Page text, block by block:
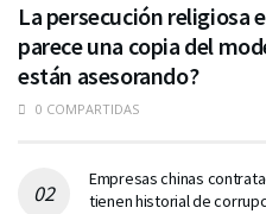
La persecución religiosa
parece una copia del
están asesorando?
0 COMPARTIDAS
Empresas chinas
tienen historial de